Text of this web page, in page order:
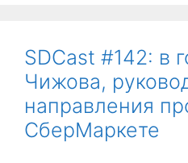
SDCast #142: в
Чижова,
направления
СберМаркете